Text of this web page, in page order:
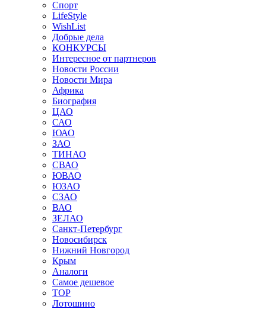
Спорт
LifeStyle
WishList
Добрые дела
КОНКУРСЫ
Интересное от партнеров
Новости России
Новости Мира
Африка
Биография
ЦАО
САО
ЮАО
ЗАО
ТИНАО
СВАО
ЮВАО
ЮЗАО
СЗАО
ВАО
ЗЕЛАО
Санкт-Петербург
Новосибирск
Нижний Новгород
Крым
Аналоги
Самое дешевое
TOP
Лотошино